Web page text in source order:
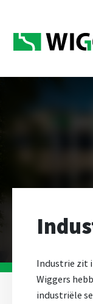
Industrie zit
Wiggers
industriële